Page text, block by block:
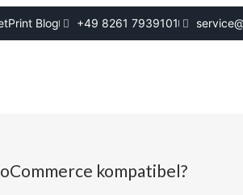
Blog +49 8261 7939101
kompatibel?